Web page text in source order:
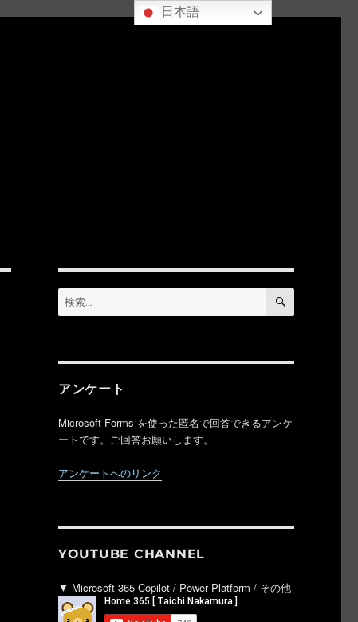
検
索:
検
アンケート
Microsoft Forms を使った匿名で回答できるアンケ
ートです。ご回答お願いします。
アンケートへのリンク
YOUTUBE CHANNEL
▼ Microsoft 365 Copilot / Power Platform / その他
日本語